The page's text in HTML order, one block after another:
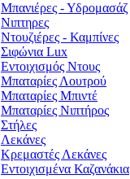
Μπανιέρες - Υδρομασάζ
Νιπτηρες
Ντουζιέρες - Καμπίνες
Σιφώνια Lux
Εντοιχισμός Ντους
Μπαταρίες Λουτρού
Μπαταρίες Μπιντέ
Μπαταρίες Νιπτήρος
Στήλες
Λεκάνες
Κρεμαστές Λεκάνες
Εντοιχισμένα Καζανάκια